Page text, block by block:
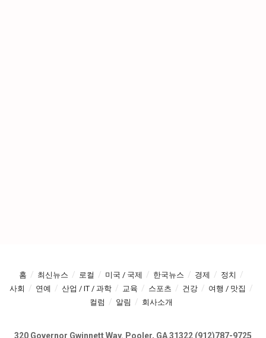
홈 최신뉴스 로컬 미국 / 국제 한국뉴스 경제
정치
사회
연예 산업 / IT / 과학 교육 스포츠 건강
여행 / 맛집
컬럼
알림 회사소개
320 Governor Gwinnett Way. Pooler, GA 31322 (912)787-9725